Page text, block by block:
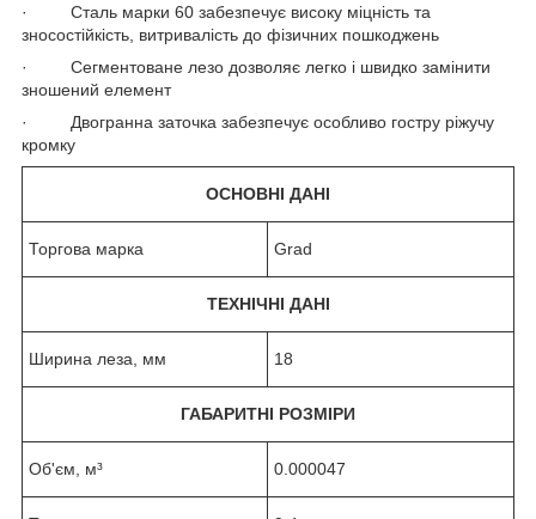
· Сталь марки 60 забезпечує високу міцність та
зносостійкість, витривалість до фізичних пошкоджень
· Сегментоване лезо дозволяє легко і швидко замінити
зношений елемент
· Двогранна заточка забезпечує особливо гостру ріжучу
кромку
ОСНОВНІ ДАНІ
Торгова марка Grad
ТЕХНІЧНІ ДАНІ
Ширина леза, мм 18
ГАБАРИТНІ РОЗМІРИ
Об'єм, м³ 0.000047